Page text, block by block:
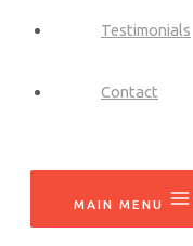
Testimonials
Contact
MAIN MENU